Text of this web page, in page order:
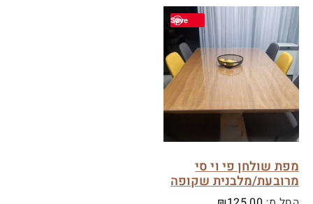
מפת שולחן פי וי סי
מרובעת/מלבנית שקופה
Save